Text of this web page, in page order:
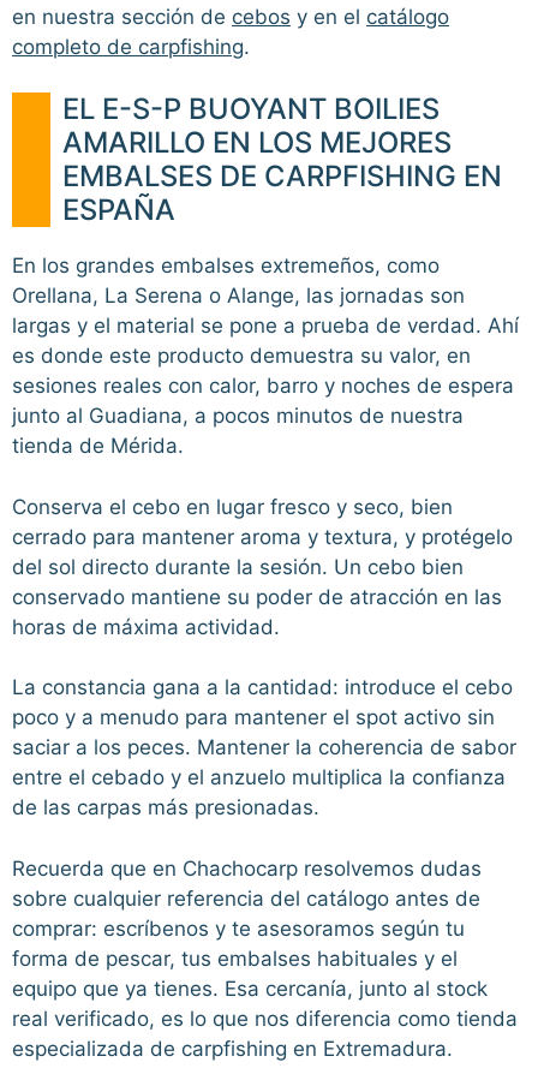
en nuestra sección de cebos y en el catálogo
completo de carpfishing.
EL E-S-P BUOYANT BOILIES
AMARILLO EN LOS MEJORES
EMBALSES DE CARPFISHING EN
ESPAÑA
En los grandes embalses extremeños, como
Orellana, La Serena o Alange, las jornadas son
largas y el material se pone a prueba de verdad. Ahí
es donde este producto demuestra su valor, en
sesiones reales con calor, barro y noches de espera
junto al Guadiana, a pocos minutos de nuestra
tienda de Mérida.
Conserva el cebo en lugar fresco y seco, bien
cerrado para mantener aroma y textura, y protégelo
del sol directo durante la sesión. Un cebo bien
conservado mantiene su poder de atracción en las
horas de máxima actividad.
La constancia gana a la cantidad: introduce el cebo
poco y a menudo para mantener el spot activo sin
saciar a los peces. Mantener la coherencia de sabor
entre el cebado y el anzuelo multiplica la confianza
de las carpas más presionadas.
Recuerda que en Chachocarp resolvemos dudas
sobre cualquier referencia del catálogo antes de
comprar: escríbenos y te asesoramos según tu
forma de pescar, tus embalses habituales y el
equipo que ya tienes. Esa cercanía, junto al stock
real verificado, es lo que nos diferencia como tienda
especializada de carpfishing en Extremadura.